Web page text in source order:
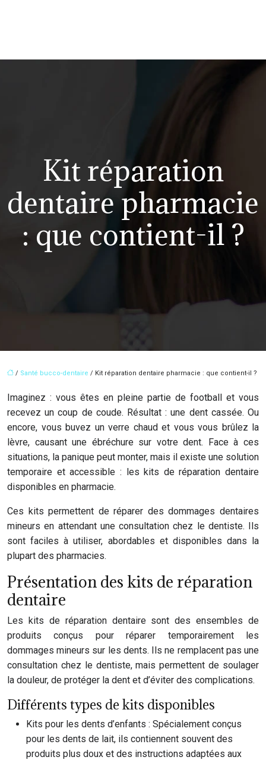
Kit réparation
dentaire pharmacie
: que contient-il ?
/ Santé bucco-dentaire / Kit réparation dentaire pharmacie : que contient-il ?
Imaginez : vous êtes en pleine partie de football et vous
recevez un coup de coude. Résultat : une dent cassée. Ou
encore, vous buvez un verre chaud et vous vous brûlez la
lèvre, causant une ébréchure sur votre dent. Face à ces
situations, la panique peut monter, mais il existe une solution
temporaire et accessible : les kits de réparation dentaire
disponibles en pharmacie.
Ces kits permettent de réparer des dommages dentaires
mineurs en attendant une consultation chez le dentiste. Ils
sont faciles à utiliser, abordables et disponibles dans la
plupart des pharmacies.
Présentation des kits de réparation
dentaire
Les kits de réparation dentaire sont des ensembles de
produits conçus pour réparer temporairement les
dommages mineurs sur les dents. Ils ne remplacent pas une
consultation chez le dentiste, mais permettent de soulager
la douleur, de protéger la dent et d’éviter des complications.
Différents types de kits disponibles
Kits pour les dents d’enfants : Spécialement conçus
pour les dents de lait, ils contiennent souvent des
produits plus doux et des instructions adaptées aux